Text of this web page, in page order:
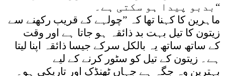
بدبو پیدا ہو سکتی ہے۔“
ماہرین کا کہنا تھا کہ ”چولہے کے قریب رکھنے سے
زیتون کا تیل بہت بد ذائقہ ہو جاتا ہے اور وقت
کے ساتھ ساتھ یہ بالکل سرکے جیسا ذائقہ اپنا لیتا
ہے۔ زیتون کے تیل کو سٹور کرنے کے لیے
بہترین وہ جگہ ہے جہاں ٹھنڈک اور تاریکی ہو۔